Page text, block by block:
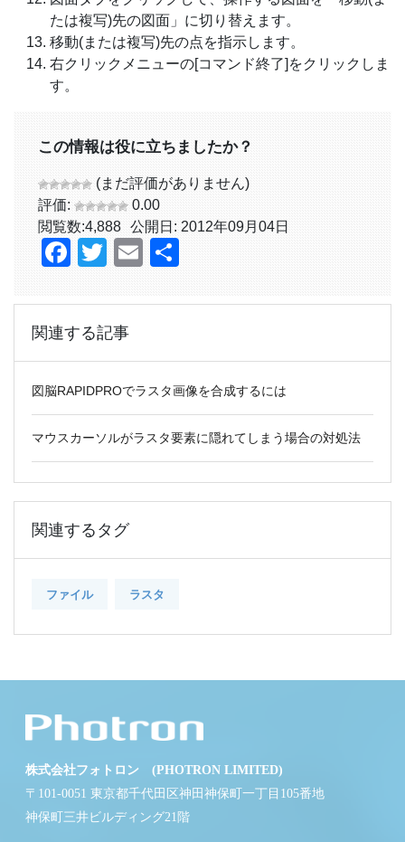
たは複写)先の図面」に切り替えます。
移動(または複写)先の点を指示します。
右クリックメニューの[コマンド終了]をクリックしま
す。
この情報は役に立ちましたか？
(まだ評価がありません)
評価:
0.00
閲覧数:4,888 公開日: 2012年09月04日
Facebook
TwitterEmail
関連する記事
図脳RAPIDPROでラスタ画像を合成するには
マウスカーソルがラスタ要素に隠れてしまう場合の対処法
関連するタグ
ファイル ラスタ
株式会社フォトロン (PHOTRON LIMITED)
〒101-0051 東京都千代田区神田神保町一丁目105番地
神保町三井ビルディング21階